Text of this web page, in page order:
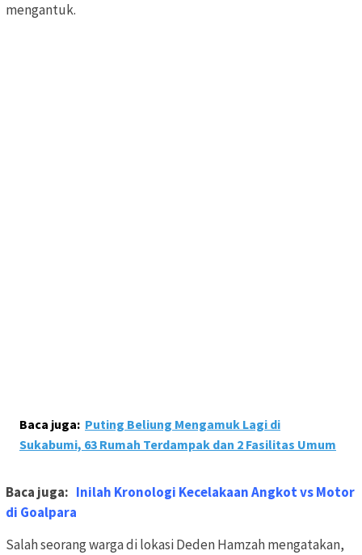
mengantuk.
Baca juga: Puting Beliung Mengamuk Lagi di
Sukabumi, 63 Rumah Terdampak dan 2 Fasilitas Umum
Baca juga: Inilah Kronologi Kecelakaan Angkot vs Motor
di Goalpara
Salah seorang warga di lokasi Deden Hamzah mengatakan,